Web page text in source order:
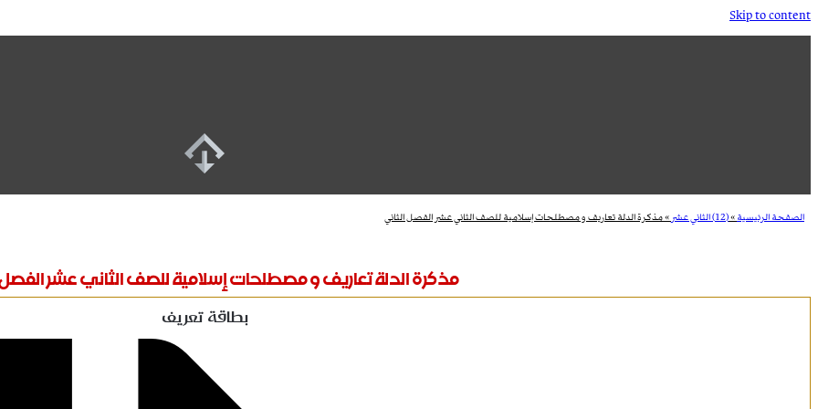
Skip to content
الصفحة الرئيسية»(12) الثاني عشر »مذكرة الدلة تعاريف و مصطلحات إسلامية للصف الثاني عشر الفصل الثاني
مذكرة الدلة تعاريف و مصطلحات إسلامية للصف الثاني عشر الفصل
بطاقة تعريف